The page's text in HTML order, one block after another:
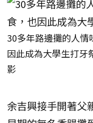
30多年路邊攤的人
因此成為大學生打牙
影
余吉興接手開著父